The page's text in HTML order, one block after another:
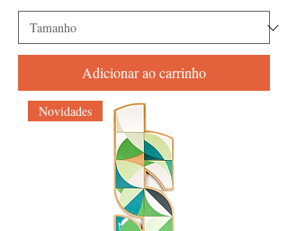
Adicionar ao carrinho
Novidades